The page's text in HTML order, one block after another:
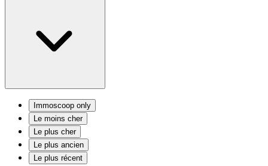
Immoscoop only
Le moins cher
Le plus cher
Le plus ancien
Le plus récent